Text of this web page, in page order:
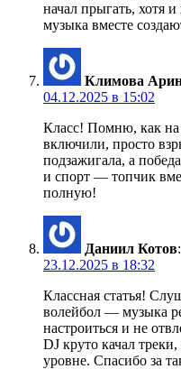
начал прыгать, хотя
музыка вместе
Климова
04.12.2025 в 15:02
Класс! Помню, как на
включили, просто
подзажигала, а
и спорт — топчик
полную!
Даниил Котов:
23.12.2025 в 18:32
Классная статья!
волейбол — музыка
настроиться и не
DJ круто качал
уровне. Спасибо за